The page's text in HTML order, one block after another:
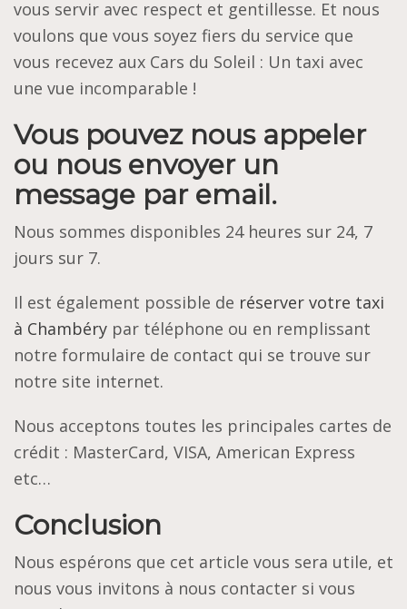
vous servir avec respect et gentillesse. Et nous
voulons que vous soyez fiers du service que
vous recevez aux Cars du Soleil : Un taxi avec
une vue incomparable !
Vous pouvez nous appeler
ou nous envoyer un
message par email.
Nous sommes disponibles 24 heures sur 24, 7
jours sur 7.
Il est également possible de réserver votre taxi
à Chambéry par téléphone ou en remplissant
notre formulaire de contact qui se trouve sur
notre site internet.
Nous acceptons toutes les principales cartes de
crédit : MasterCard, VISA, American Express
etc…
Conclusion
Nous espérons que cet article vous sera utile, et
nous vous invitons à nous contacter si vous